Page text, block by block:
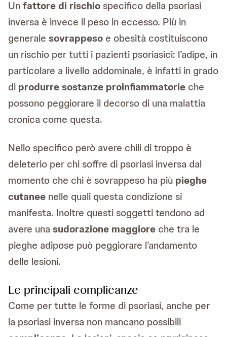
Unfattore di rischiospecifico della psoriasi
inversa è invece il peso in eccesso. Più in
generale sovrappeso e obesità costituiscono
un rischio per tutti i pazienti psoriasici: l’adipe, in
particolare a livello addominale, è infatti in grado
di produrre sostanze proinfiammatorie che
possono peggiorare il decorso di una malattia
cronica come questa.
Nello specifico però avere chili di troppo è
deleterio per chi soffre di psoriasi inversa dal
momento che chi è sovrappeso ha più pieghe
cutanee nelle quali questa condizione si
manifesta. Inoltre questi soggetti tendono ad
avere una sudorazione maggiore che tra le
pieghe adipose può peggiorare l’andamento
delle lesioni.
Le principali complicanze
Come per tutte le forme di psoriasi, anche per
la psoriasi inversa non mancano possibili